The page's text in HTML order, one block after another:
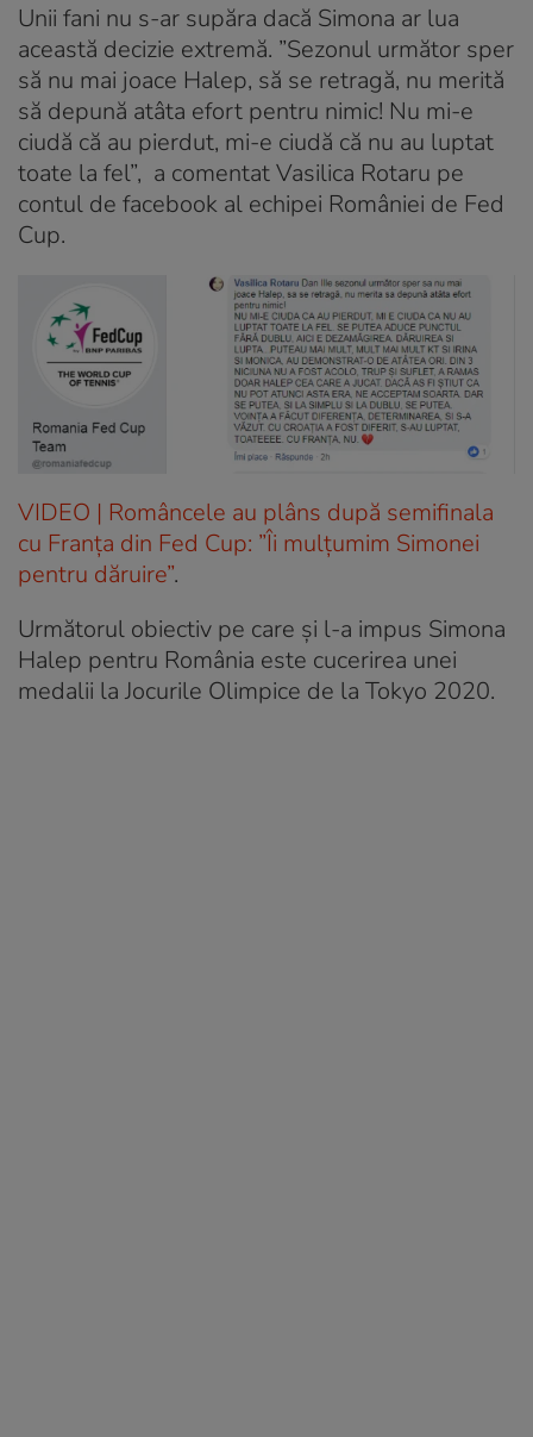
Unii fani nu s-ar supăra dacă Simona ar lua
această decizie extremă. ”Sezonul următor sper
să nu mai joace Halep, să se retragă, nu merită
să depună atâta efort pentru nimic! Nu mi-e
ciudă că au pierdut, mi-e ciudă că nu au luptat
toate la fel”, a comentat Vasilica Rotaru pe
contul de facebook al echipei României de Fed
Cup.
VIDEO | Româncele au plâns după semifinala
cu Franța din Fed Cup: ”Îi mulțumim Simonei
pentru dăruire”.
Următorul obiectiv pe care și l-a impus Simona
Halep pentru România este cucerirea unei
medalii la Jocurile Olimpice de la Tokyo 2020.